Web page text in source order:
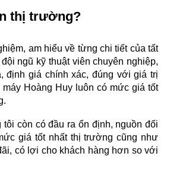
thị trường?
am hiểu về từng chi tiết của tất
ngũ kỹ thuật viên chuyên nghiệp,
định giá chính xác, đúng với giá trị
Hoàng Huy luôn có mức giá tốt
tôi còn có đầu ra ổn định, nguồn đối
giá tốt nhất thị trường cũng như
có lợi cho khách hàng hơn so với